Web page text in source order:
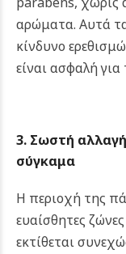
αρώματα. Αυτά
κίνδυνο
είναι ασφαλή
3. Σωστή
σύγκαμα
Η περιοχή της
ευαίσθητες
εκτίθεται